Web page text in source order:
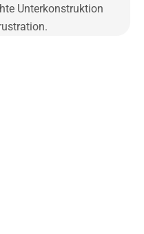
Unterkonstruktion